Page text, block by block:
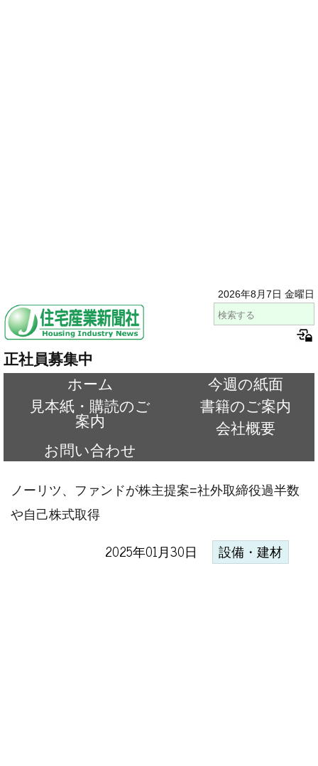
2026年8月7日 金曜日
正社員募集中
ホーム
今週の紙面
見本紙・購読のご
案内
書籍のご案内
会社概要
お問い合わせ
ノーリツ、ファンドが株主提案=社外取締役過半数
や自己株式取得
2025年01月30日 設備・建材